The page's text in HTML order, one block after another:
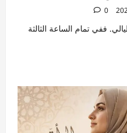
0
ففي تمام الساعة الثالثة